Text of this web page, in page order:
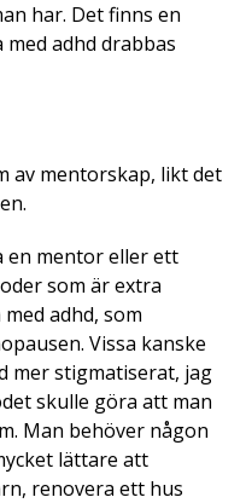
har. Det finns en
adhd drabbas
av mentorskap, likt det
en mentor eller ett
som är extra
adhd, som
Vissa kanske
mer stigmatiserat, jag
skulle göra att man
Man behöver någon
lättare att
renovera ett hus